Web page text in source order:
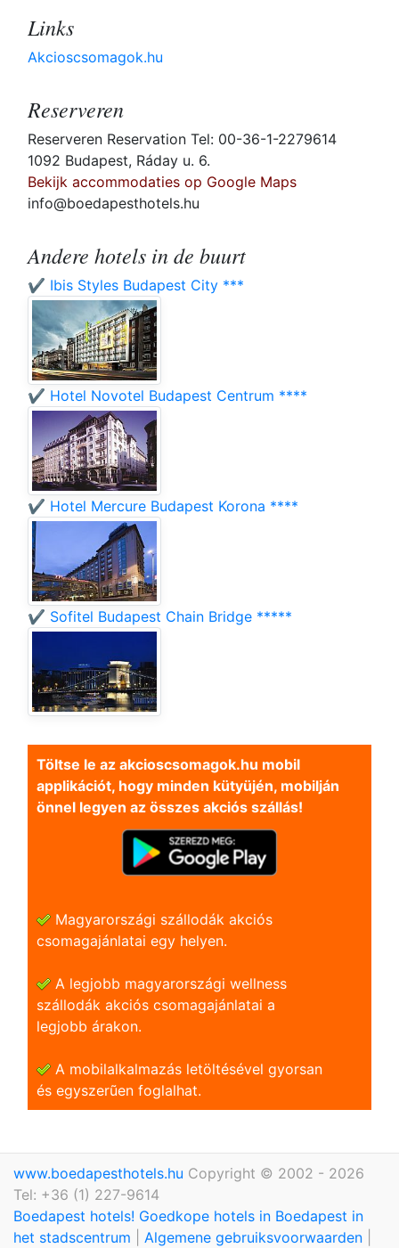
Links
Akcioscsomagok.hu
Reserveren
Reserveren Reservation Tel: 00-36-1-2279614
1092 Budapest, Ráday u. 6.
Bekijk accommodaties op Google Maps
info@boedapesthotels.hu
Andere hotels in de buurt
✔️ Ibis Styles Budapest City ***
✔️ Hotel Novotel Budapest Centrum ****
✔️ Hotel Mercure Budapest Korona ****
✔️ Sofitel Budapest Chain Bridge *****
Töltse le az akcioscsomagok.hu mobil
applikációt, hogy minden kütyüjén, mobilján
önnel legyen az összes akciós szállás!
Magyarországi szállodák akciós
csomagajánlatai egy helyen.
A legjobb magyarországi wellness
szállodák akciós csomagajánlatai a
legjobb árakon.
A mobilalkalmazás letöltésével gyorsan
és egyszerũen foglalhat.
www.boedapesthotels.hu Copyright © 2002 - 2026
Tel: +36 (1) 227-9614
Boedapest hotels! Goedkope hotels in Boedapest in
het stadscentrum
Algemene gebruiksvoorwaarden